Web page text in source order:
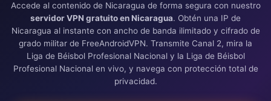
Accede al contenido de Nicaragua de forma segura con nuestro
servidor VPN gratuito en Nicaragua. Obtén una IP de
Nicaragua al instante con ancho de banda ilimitado y cifrado de
grado militar de FreeAndroidVPN. Transmite Canal 2, mira la
Liga de Béisbol Profesional Nacional y la Liga de Béisbol
Profesional Nacional en vivo, y navega con protección total de
privacidad.